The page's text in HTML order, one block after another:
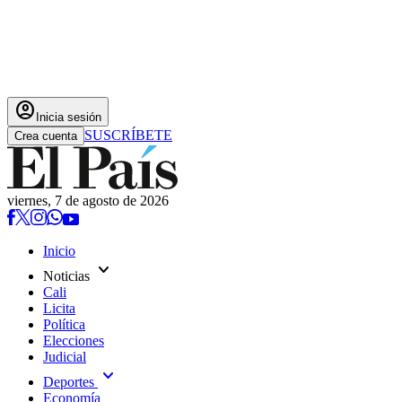
account_circle Inicia sesión
Crea cuenta SUSCRÍBETE
viernes, 7 de agosto de 2026
Inicio
Noticias expand_more
Cali
Licita
Política
Elecciones
Judicial
Deportes expand_more
Economía